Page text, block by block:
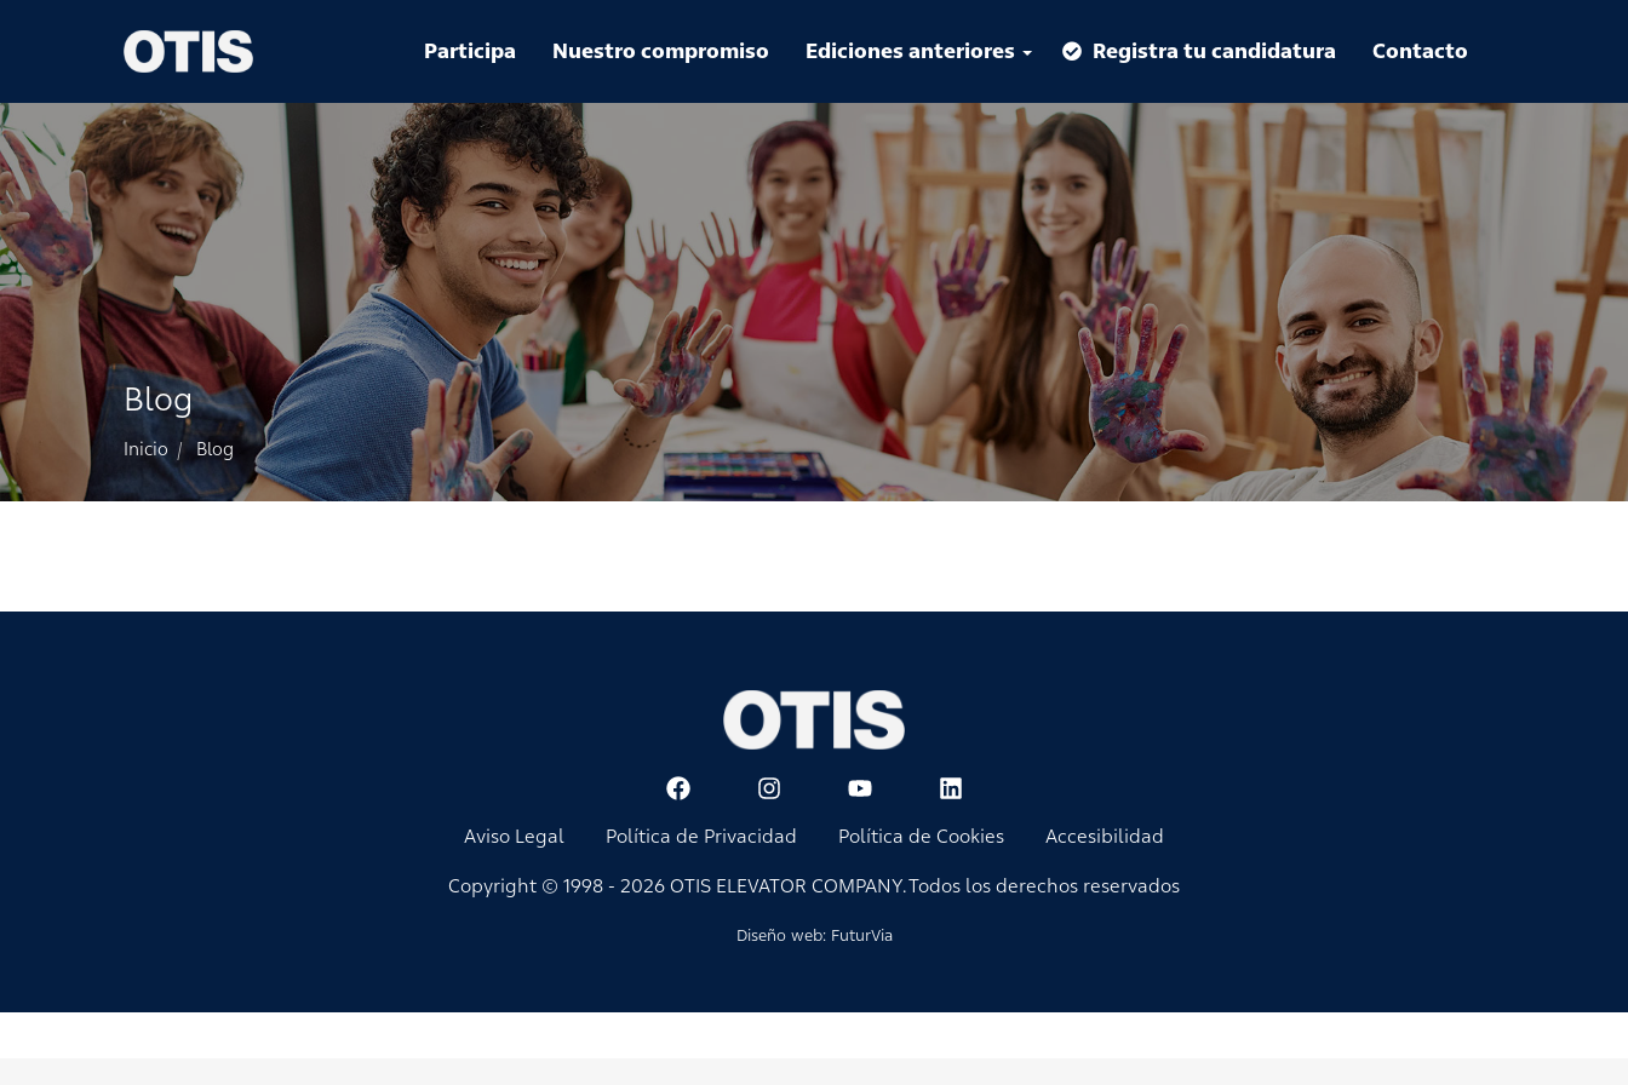
Participa Nuestro compromiso Ediciones anteriores Registra tu candidatura Contacto
Blog
Inicio Blog
Aviso Legal Política de Privacidad Política de Cookies Accesibilidad
Copyright © 1998 - 2026 OTIS ELEVATOR COMPANY. Todos los derechos reservados
Diseño web: FuturVia